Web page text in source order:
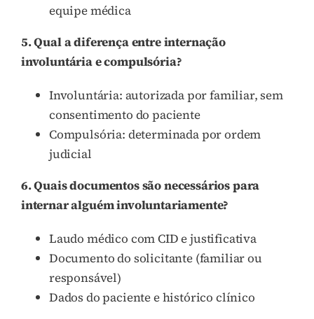
equipe médica
5. Qual a diferença entre internação
involuntária e compulsória?
Involuntária: autorizada por familiar, sem
consentimento do paciente
Compulsória: determinada por ordem
judicial
6. Quais documentos são necessários para
internar alguém involuntariamente?
Laudo médico com CID e justificativa
Documento do solicitante (familiar ou
responsável)
Dados do paciente e histórico clínico